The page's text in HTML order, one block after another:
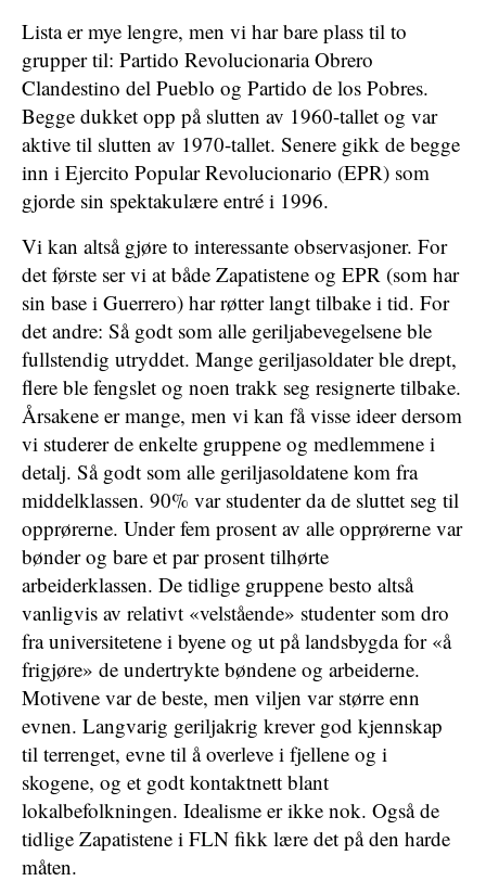
Lista er mye lengre, men vi har bare plass til to
grupper til: Partido Revolucionaria Obrero
Clandestino del Pueblo og Partido de los Pobres.
Begge dukket opp på slutten av 1960-tallet og var
aktive til slutten av 1970-tallet. Senere gikk de begge
inn i Ejercito Popular Revolucionario (EPR) som
gjorde sin spektakulære entré i 1996.
Vi kan altså gjøre to interessante observasjoner. For
det første ser vi at både Zapatistene og EPR (som har
sin base i Guerrero) har røtter langt tilbake i tid. For
det andre: Så godt som alle geriljabevegelsene ble
fullstendig utryddet. Mange geriljasoldater ble drept,
flere ble fengslet og noen trakk seg resignerte tilbake.
Årsakene er mange, men vi kan få visse ideer dersom
vi studerer de enkelte gruppene og medlemmene i
detalj. Så godt som alle geriljasoldatene kom fra
middelklassen. 90% var studenter da de sluttet seg til
opprørerne. Under fem prosent av alle opprørerne var
bønder og bare et par prosent tilhørte
arbeiderklassen. De tidlige gruppene besto altså
vanligvis av relativt «velstående» studenter som dro
fra universitetene i byene og ut på landsbygda for «å
frigjøre» de undertrykte bøndene og arbeiderne.
Motivene var de beste, men viljen var større enn
evnen. Langvarig geriljakrig krever god kjennskap
til terrenget, evne til å overleve i fjellene og i
skogene, og et godt kontaktnett blant
lokalbefolkningen. Idealisme er ikke nok. Også de
tidlige Zapatistene i FLN fikk lære det på den harde
måten.